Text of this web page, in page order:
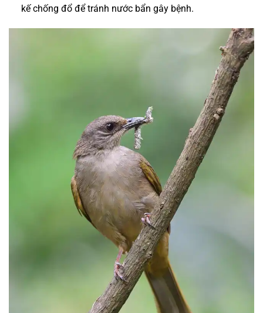
kế chống đổ để tránh nước bẩn gây bệnh.